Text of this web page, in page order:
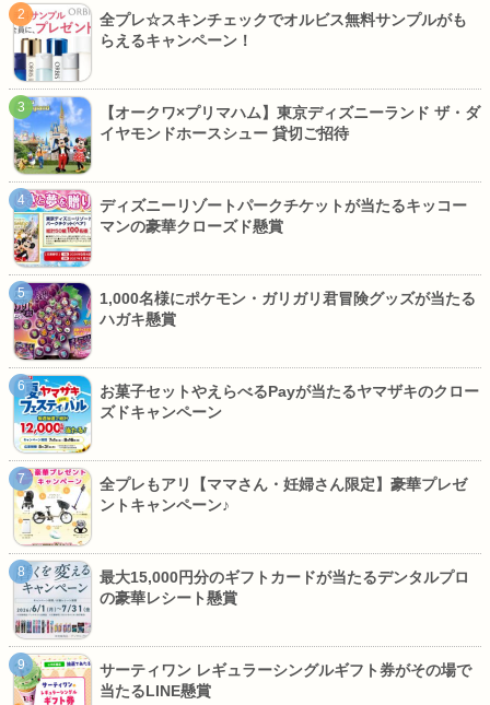
全プレ☆スキンチェックでオルビス無料サンプルがも
らえるキャンペーン！
【オークワ×プリマハム】東京ディズニーランド ザ・ダ
イヤモンドホースシュー 貸切ご招待
ディズニーリゾートパークチケットが当たるキッコー
マンの豪華クローズド懸賞
1,000名様にポケモン・ガリガリ君冒険グッズが当たる
ハガキ懸賞
お菓子セットやえらべるPayが当たるヤマザキのクロー
ズドキャンペーン
全プレもアリ【ママさん・妊婦さん限定】豪華プレゼ
ントキャンペーン♪
最大15,000円分のギフトカードが当たるデンタルプロ
の豪華レシート懸賞
サーティワン レギュラーシングルギフト券がその場で
当たるLINE懸賞